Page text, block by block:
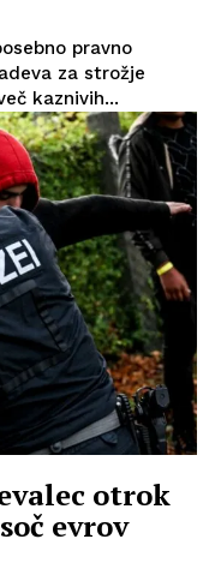
pravno
za strožje
kaznivih...
otrok
evrov